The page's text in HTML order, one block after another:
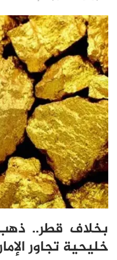
بخلاف قطر..
خليحية تجاور